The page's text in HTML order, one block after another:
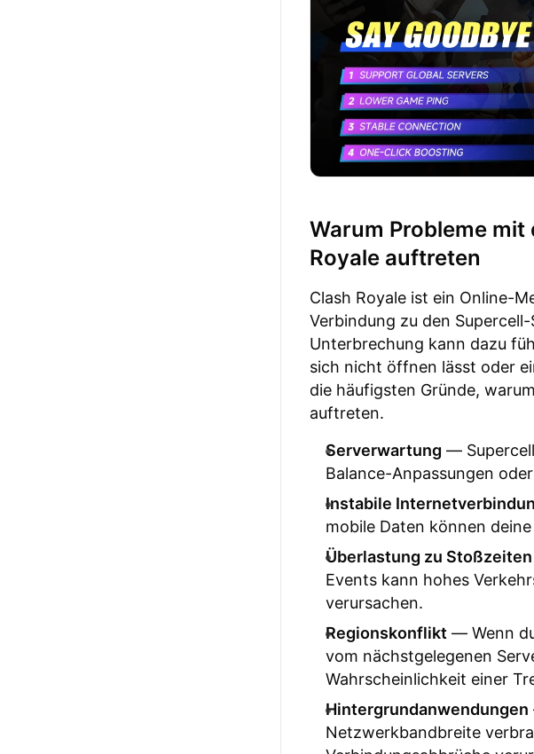
Warum Probleme
Royale auftreten
Clash Royale ist ein Online-
Verbindung zu den
Unterbrechung kann dazu
sich nicht öffnen lässt oder
die häufigsten Gründe,
auftreten.
Serverwartung —
Balance-Anpassungen
Instabile
mobile Daten können
Überlastung zu Stoßzeiten
Events kann hohes
verursachen.
Regionskonflikt — Wenn
vom nächstgelegenen
Wahrscheinlichkeit einer
Hintergrundanwendungen
Netzwerkbandbreite